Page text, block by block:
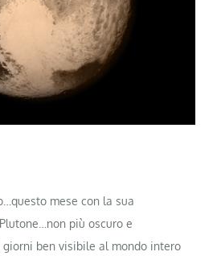
mese con la sua
più oscuro e
ben visibile al mondo intero